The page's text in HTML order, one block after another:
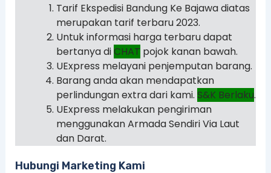
Tarif Ekspedisi Bandung Ke Bajawa diatas
merupakan tarif terbaru 2023.
Untuk informasi harga terbaru dapat
bertanya diCHAT pojok kanan bawah.
UExpress melayani penjemputan barang.
Barang anda akan mendapatkan
perlindungan extra dari kami. S&K Berlaku.
UExpress melakukan pengiriman
menggunakan Armada Sendiri Via Laut
dan Darat.
Hubungi Marketing Kami